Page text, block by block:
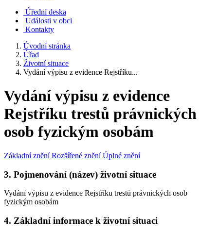
Úřední deska
Události v obci
Kontakty
Úvodní stránka
Úřad
Životní situace
Vydání výpisu z evidence Rejstříku...
Vydání výpisu z evidence
Rejstříku trestů právnických
osob fyzickým osobám
Základní znění Rozšířené znění Úplné znění
3. Pojmenování (název) životní situace
Vydání výpisu z evidence Rejstříku trestů právnických osob
fyzickým osobám
4. Základní informace k životní situaci